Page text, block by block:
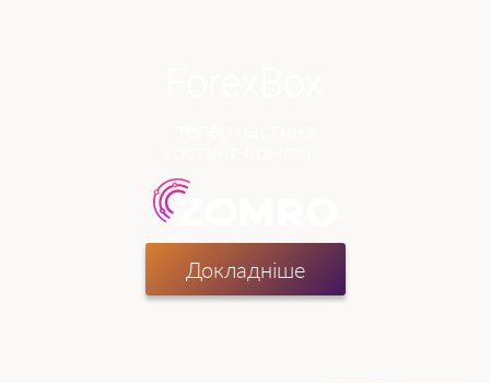
Докладніше